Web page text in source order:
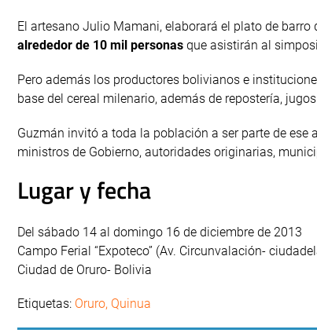
El artesano Julio Mamani, elaborará el plato de
alrededor de 10 mil personas que asistirán al
Pero además los productores bolivianos e
base del cereal milenario, además de repostería,
Guzmán invitó a toda la población a ser parte de ese
ministros de Gobierno, autoridades originarias,
Lugar y fecha
Del sábado 14 al domingo 16 de diciembre de 2013
Campo Ferial “Expoteco” (Av. Circunvalación-
Ciudad de Oruro- Bolivia
Etiquetas: Oruro, Quinua